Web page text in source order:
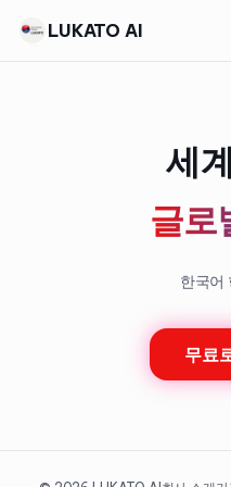
LUKATO AI
세
글로
한국어
무료